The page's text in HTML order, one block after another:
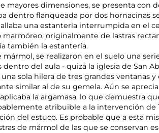
mayores dimensiones, se presenta con
dentro flanqueada por dos hornacinas
una estantería interrumpida en el
originalmente de lastras
también la estantería.
se realizaron en el suelo una
del aula - quizá la iglesia de San
sola hilera de tres grandes ventanas
similar al de su gemela. Aún se
la argamasa, lo que demuestra
atribuible a la intervención de
del estuco. Es probable que a esta
de mármol de las que se conservan